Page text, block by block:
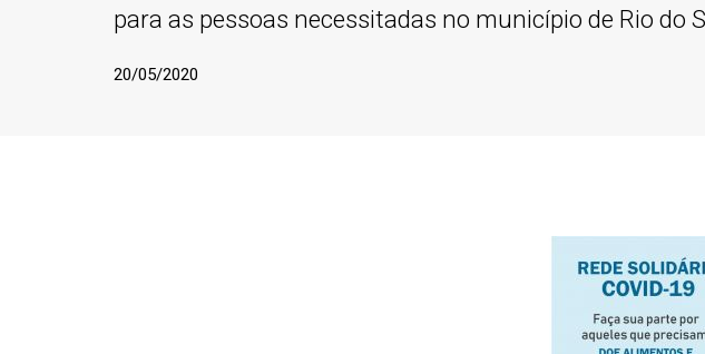
para as pessoas necessitadas no município de Rio do
20/05/2020